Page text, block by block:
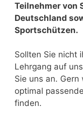
Teilnehmer von
Deutschland
Sportschützen.
Sollten Sie nicht
Lehrgang auf
Sie uns an.
optimal
finden.